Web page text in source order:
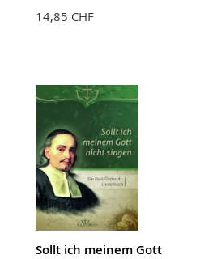
14,85 CHF
Sollt ich meinem Gott